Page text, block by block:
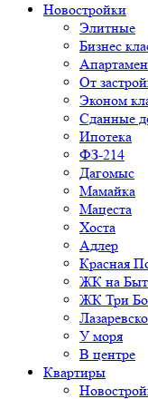
Новостройки
Элитные
Бизнес
От
Эконом
Сданные
Ипотека
ФЗ-214
Дагомыс
Мамайка
Мацеста
Хоста
Адлер
Красная
ЖК на
ЖК Три
У моря
В центре
Квартиры